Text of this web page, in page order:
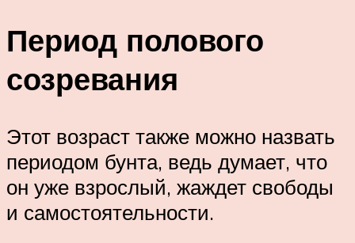
Период полового
созревания
Этот возраст также можно назвать
периодом бунта, ведь думает, что
он уже взрослый, жаждет свободы
и самостоятельности.